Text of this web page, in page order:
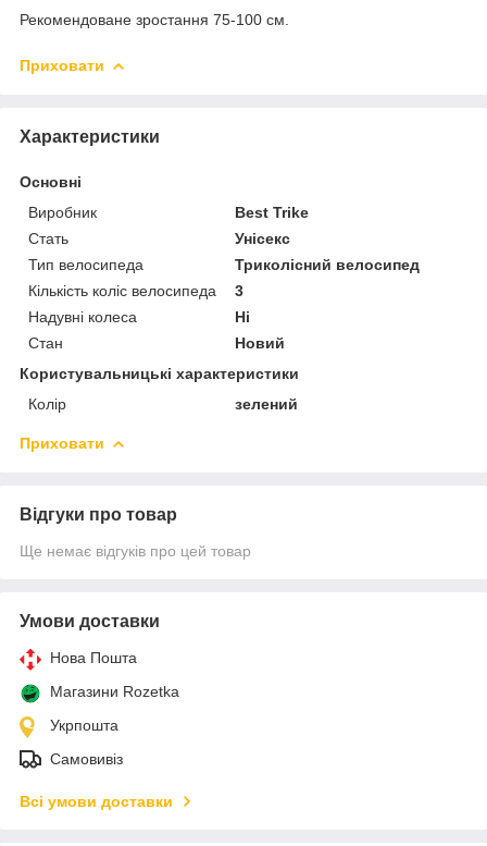
Рекомендоване зростання 75-100 см.
Приховати
Характеристики
Основні
Виробник
Best Trike
Стать
Унісекс
Тип велосипеда
Триколісний велосипед
Кількість коліс велосипеда
3
Надувні колеса
Ні
Стан
Новий
Користувальницькі характеристики
Колір
зелений
Приховати
Відгуки про товар
Ще немає відгуків про цей товар
Умови доставки
Нова Пошта
Магазини Rozetka
Укрпошта
Самовивіз
Всі умови доставки